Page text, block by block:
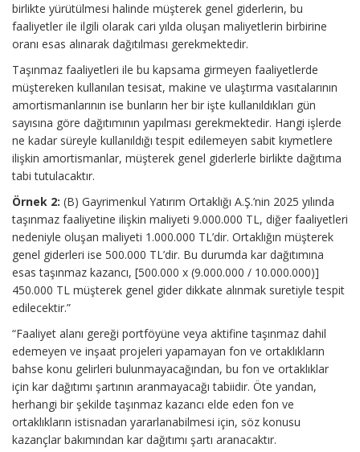
birlikte yürütülmesi halinde müşterek genel giderlerin, bu
faaliyetler ile ilgili olarak cari yılda oluşan maliyetlerin birbirine
oranı esas alınarak dağıtılması gerekmektedir.
Taşınmaz faaliyetleri ile bu kapsama girmeyen faaliyetlerde
müştereken kullanılan tesisat, makine ve ulaştırma vasıtalarının
amortismanlarının ise bunların her bir işte kullanıldıkları gün
sayısına göre dağıtımının yapılması gerekmektedir. Hangi işlerde
ne kadar süreyle kullanıldığı tespit edilemeyen sabit kıymetlere
ilişkin amortismanlar, müşterek genel giderlerle birlikte dağıtıma
tabi tutulacaktır.
Örnek 2: (B) Gayrimenkul Yatırım Ortaklığı A.Ş.’nin 2025 yılında
taşınmaz faaliyetine ilişkin maliyeti 9.000.000 TL, diğer faaliyetleri
nedeniyle oluşan maliyeti 1.000.000 TL’dir. Ortaklığın müşterek
genel giderleri ise 500.000 TL’dir. Bu durumda kar dağıtımına
esas taşınmaz kazancı, [500.000 x (9.000.000 / 10.000.000)]
450.000 TL müşterek genel gider dikkate alınmak suretiyle tespit
edilecektir.”
“Faaliyet alanı gereği portföyüne veya aktifine taşınmaz dahil
edemeyen ve inşaat projeleri yapamayan fon ve ortaklıkların
bahse konu gelirleri bulunmayacağından, bu fon ve ortaklıklar
için kar dağıtımı şartının aranmayacağı tabiidir. Öte yandan,
herhangi bir şekilde taşınmaz kazancı elde eden fon ve
ortaklıkların istisnadan yararlanabilmesi için, söz konusu
kazançlar bakımından kar dağıtımı şartı aranacaktır.